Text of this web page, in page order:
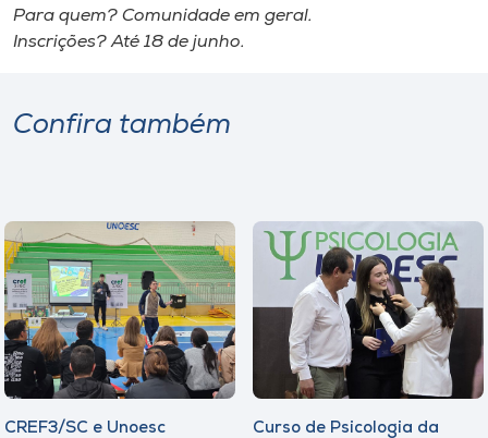
Para quem? Comunidade em geral.
Inscrições? Até 18 de junho.
Confira também
CREF3/SC e Unoesc
Curso de Psicologia da